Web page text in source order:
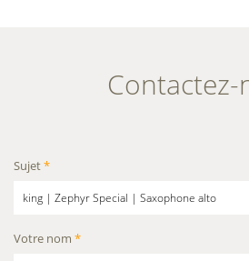
Contactez-
Sujet*
Votre nom *